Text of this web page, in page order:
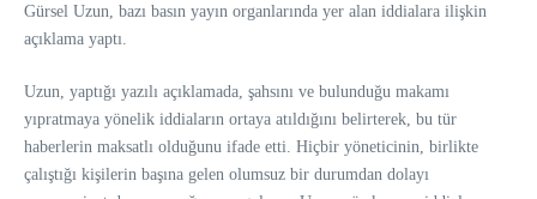
Gürsel Uzun, bazı basın yayın organlarında yer alan iddialara ilişkin
açıklama yaptı.
Uzun, yaptığı yazılı açıklamada, şahsını ve bulunduğu makamı
yıpratmaya yönelik iddiaların ortaya atıldığını belirterek, bu tür
haberlerin maksatlı olduğunu ifade etti. Hiçbir yöneticinin, birlikte
çalıştığı kişilerin başına gelen olumsuz bir durumdan dolayı